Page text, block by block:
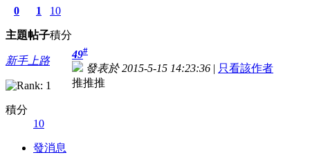
0
主題
1
帖子
10
積分
新手上路
積分
10
發消息
49#
發表於 2015-5-15 14:23:36 | 只看該作者
推推推